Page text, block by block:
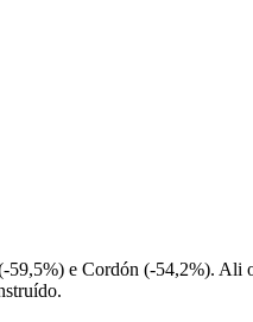
e Cordón (-54,2%). Ali